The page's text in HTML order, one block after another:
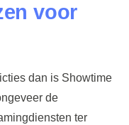
voor
dan is Showtime
de
ter